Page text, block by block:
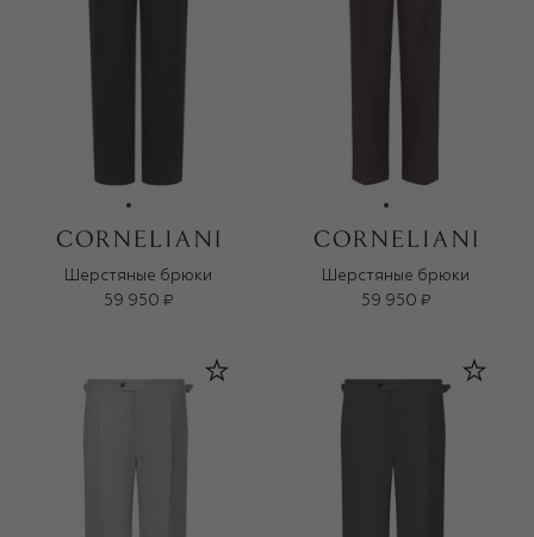
Шерстяные брюки
59 950 ₽
Шерстяные брюки
59 950 ₽